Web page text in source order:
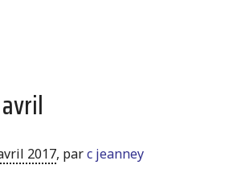
2017, parc jeanney